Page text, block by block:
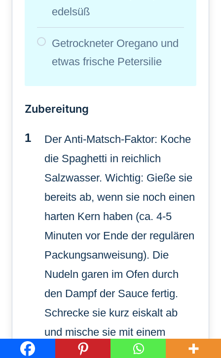
edelsüß
Getrockneter Oregano und
etwas frische Petersilie
Zubereitung
Der Anti-Matsch-Faktor: Koche
die Spaghetti in reichlich
Salzwasser. Wichtig: Gieße sie
bereits ab, wenn sie noch einen
harten Kern haben (ca. 4-5
Minuten vor Ende der regulären
Packungsanweisung). Die
Nudeln garen im Ofen durch
den Dampf der Sauce fertig.
Schrecke sie kurz eiskalt ab
und mische sie mit einem
Schuss Olivenöl, damit sie nicht